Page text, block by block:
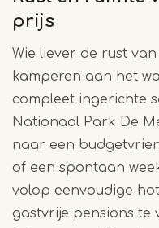
prijs
Wie liever de rust
kamperen aan het
compleet ingerichte
Nationaal Park De
naar een
of een spontaan
volop eenvoudige
gastvrije pensions te